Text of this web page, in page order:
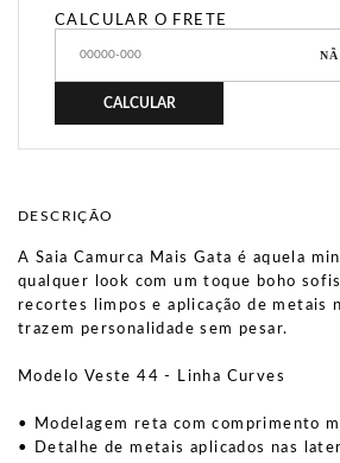
CALCULAR O FRETE
CALCULAR
DESCRIÇÃO
A Saia Camurca Mais Gata é aquela
qualquer look com um toque boho
recortes limpos e aplicação de metais
trazem personalidade sem pesar.
Modelo Veste 44 - Linha Curves
• Modelagem reta com comprimento
• Detalhe de metais aplicados nas